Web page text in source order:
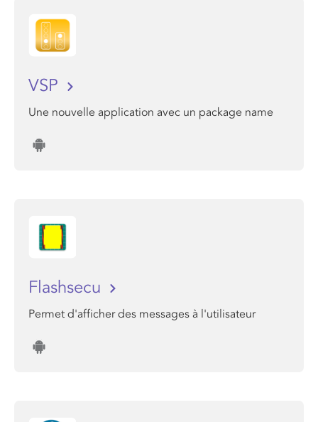
VSP
Une nouvelle application avec un package name
Flashsecu
Permet d'afficher des messages à l'utilisateur